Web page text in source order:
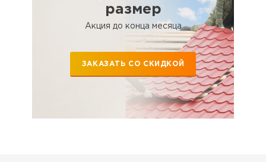
размер
Акция до конца месяца
ЗАКАЗАТЬ СО СКИДКОЙ